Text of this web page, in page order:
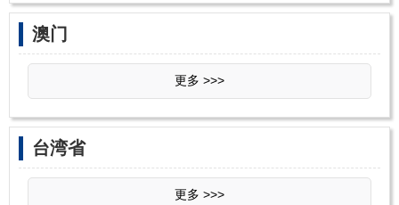
‌‌澳门
更多 >>>
‌‌台湾省
更多 >>>